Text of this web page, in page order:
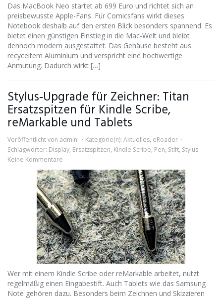
Das MacBook Neo startet ab 699 Euro und richtet sich an
preisbewusste Apple-Fans. Für Comicsfans wirkt dieses
Notebook deshalb auf den ersten Blick besonders spannend. Es
bietet einen günstigen Einstieg in die Mac-Welt und bleibt
dennoch modern ausgestattet. Das Gehäuse besteht aus
recyceltem Aluminium und verspricht eine hochwertige
Anmutung. Dadurch wirkt […]
Stylus‑Upgrade für Zeichner: Titan
Ersatzspitzen für Kindle Scribe,
reMarkable und Tablets
Veröffentlicht von admin Kategorie(n): Aktuelles, eReader
Schlagwörter: Display, Ersatzspitzen, Kindle Scribe, Pen, Stift, Stylus
Keine Kommentare
Wer mit einem Kindle Scribe oder reMarkable arbeitet, nutzt
regelmäßig einen Eingabestift. Auch Tablets wie das Samsung
Note gehören dazu. Besonders beim Zeichnen und Skizzieren